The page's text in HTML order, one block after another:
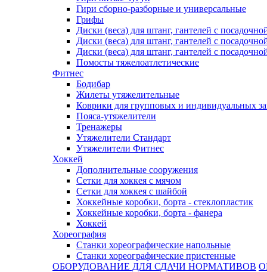
Гири сборно-разборные и универсальные
Грифы
Диски (веса) для штанг, гантелей с
Диски (веса) для штанг, гантелей с
Диски (веса) для штанг, гантелей с
Помосты тяжелоатлетические
Фитнес
Бодибар
Жилеты утяжелительные
Коврики для групповых и индивидуальных
Пояса-утяжелители
Тренажеры
Утяжелители Стандарт
Утяжелители Фитнес
Хоккей
Дополнительные сооружения
Сетки для хоккея с мячом
Сетки для хоккея с шайбой
Хоккейные коробки, борта - стеклопластик
Хоккейные коробки, борта - фанера
Хоккей
Хореография
Станки хореографические напольные
Станки хореографические пристенные
ОБОРУДОВАНИЕ ДЛЯ СДАЧИ НОРМАТИВОВ